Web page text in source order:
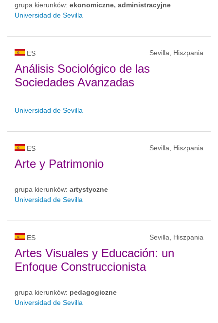
grupa kierunków: ekonomiczne, administracyjne
Universidad de Sevilla
ES Sevilla, Hiszpania
Análisis Sociológico de las
Sociedades Avanzadas
Universidad de Sevilla
ES Sevilla, Hiszpania
Arte y Patrimonio
grupa kierunków: artystyczne
Universidad de Sevilla
ES Sevilla, Hiszpania
Artes Visuales y Educación: un
Enfoque Construccionista
grupa kierunków: pedagogiczne
Universidad de Sevilla